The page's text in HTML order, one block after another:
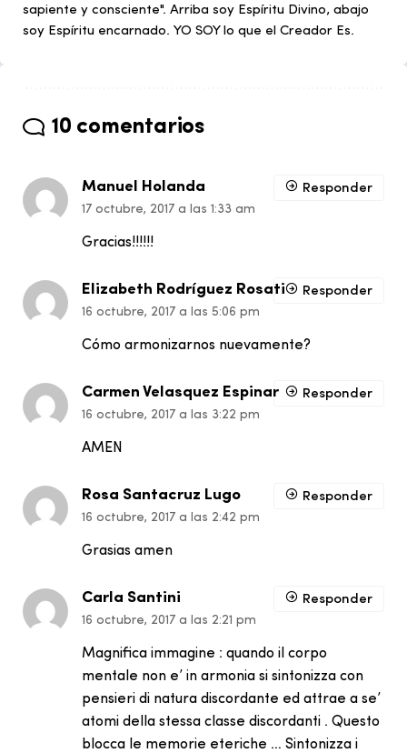
sapiente y consciente". Arriba soy Espíritu Divino, abajo
soy Espíritu encarnado. YO SOY lo que el Creador Es.
10 comentarios
Manuel Holanda
17 octubre, 2017 a las 1:33 am
Gracias!!!!!!
Responder
Elizabeth Rodríguez Rosati
16 octubre, 2017 a las 5:06 pm
Cómo armonizarnos nuevamente?
Responder
Carmen Velasquez Espinar
16 octubre, 2017 a las 3:22 pm
AMEN
Responder
Rosa Santacruz Lugo
16 octubre, 2017 a las 2:42 pm
Grasias amen
Responder
Carla Santini
16 octubre, 2017 a las 2:21 pm
Magnifica immagine : quando il corpo
mentale non e’ in armonia si sintonizza con
pensieri di natura discordante ed attrae a se’
atomi della stessa classe discordanti . Questo
blocca le memorie eteriche … Sintonizza i
Responder